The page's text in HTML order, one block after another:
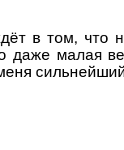
в том, что
даже малая